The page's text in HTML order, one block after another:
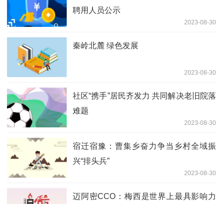
聘用人员公示
2023-08-30
秦岭北麓 绿色发展
2023-08-30
社区“携手”居民齐发力 共同解决老旧院落
难题
2023-08-30
宿迁宿豫：曹集乡奋力争当乡村全域振
兴“排头兵”
2023-08-30
迈阿密CCO：梅西是世界上最具影响力